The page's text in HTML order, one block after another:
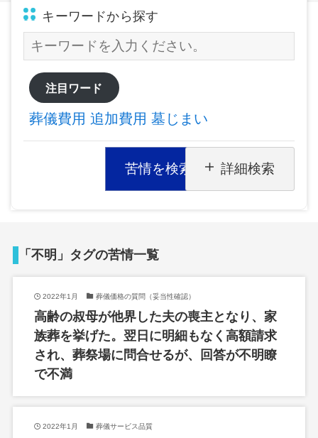
キーワードから探す
注目ワード
葬儀費用 追加費用 墓じまい
苦情を検索 詳細検索
「不明」タグの苦情一覧
2022年1月 葬儀価格の質問（妥当性確認）
高齢の叔母が他界した夫の喪主となり、家
族葬を挙げた。翌日に明細もなく高額請求
され、葬祭場に問合せるが、回答が不明瞭
で不満
2022年1月 葬儀サービス品質